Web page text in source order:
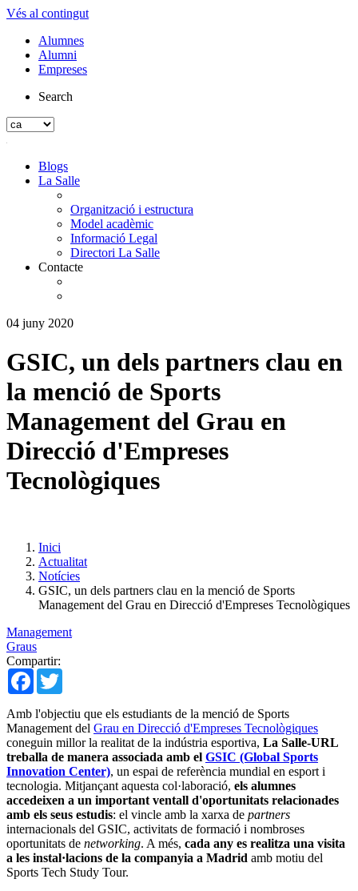
Vés al contingut
Alumnes
Alumni
Empreses
Search
Blogs
La Salle
Organització i estructura
Model acadèmic
Informació Legal
Directori La Salle
Contacte
04 juny 2020
GSIC, un dels partners clau en
la menció de Sports
Management del Grau en
Direcció d'Empreses
Tecnològiques
Inici
Actualitat
Notícies
GSIC, un dels partners clau en la menció de Sports
Management del Grau en Direcció d'Empreses Tecnològiques
Management
Graus
Compartir:
Facebook
Amb l'objectiu que els estudiants de la menció de Sports
Management del Grau en Direcció d'Empreses Tecnològiques
coneguin millor la realitat de la indústria esportiva, La Salle-URL
treballa de manera associada amb el GSIC (Global Sports
Innovation Center), un espai de referència mundial en esport i
tecnologia. Mitjançant aquesta col·laboració, els alumnes
accedeixen a un important ventall d'oportunitats relacionades
amb els seus estudis: el vincle amb la xarxa de partners
internacionals del GSIC, activitats de formació i nombroses
oportunitats de networking. A més, cada any es realitza una visita
a les instal·lacions de la companyia a Madrid amb motiu del
Sports Tech Study Tour.